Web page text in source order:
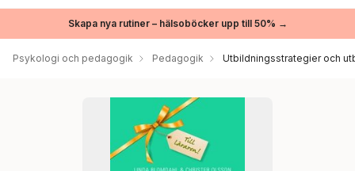
Skapa nya rutiner – hälsoböcker upp till 50% →
Psykologi och pedagogik Pedagogik Utbildningsstrategier och